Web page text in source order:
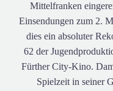
Mittelfranken
Einsendungen zum 2.
dies ein absoluter
62 der
Fürther City-Kino.
Spielzeit in seiner